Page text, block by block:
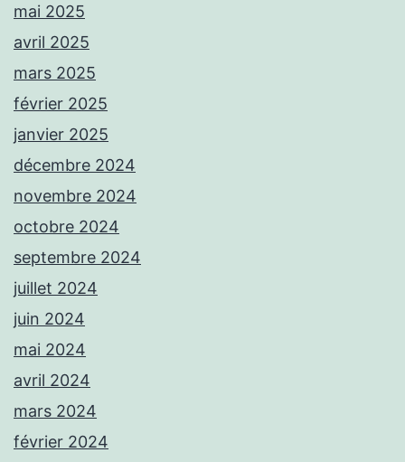
mai 2025
avril 2025
mars 2025
février 2025
janvier 2025
décembre 2024
novembre 2024
octobre 2024
septembre 2024
juillet 2024
juin 2024
mai 2024
avril 2024
mars 2024
février 2024